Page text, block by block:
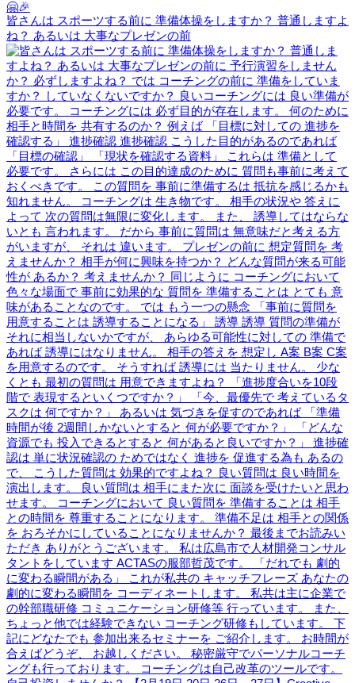
皆さんは スポーツする前に 準備体操をしますか？ 普通しますよ
ね？ あるいは 大事なプレゼンの前